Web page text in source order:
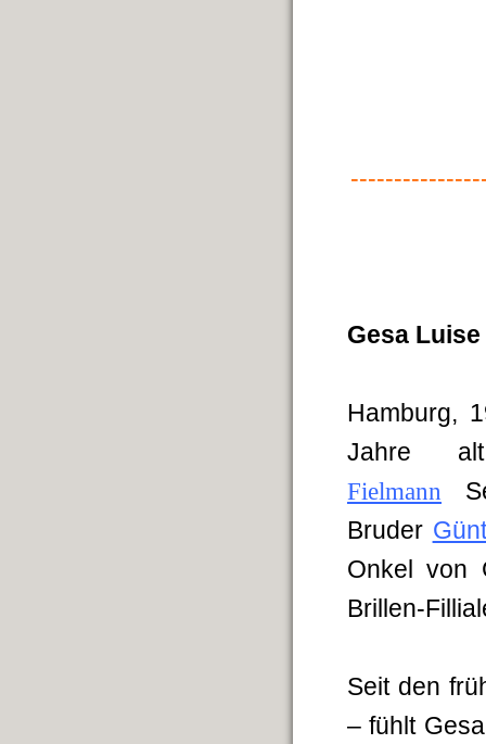
Gesa
Hamburg,
Jahre
Fielmann
Bruder
Onkel von
Brillen-
Seit den
– fühlt